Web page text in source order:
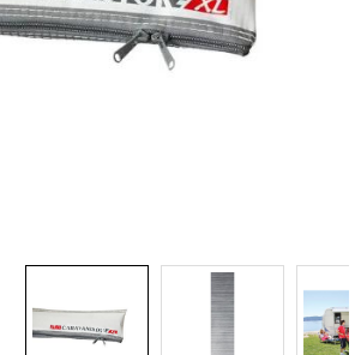
Offerte Del mese
Veicoli Pronta consegna
Lavora Con Noi